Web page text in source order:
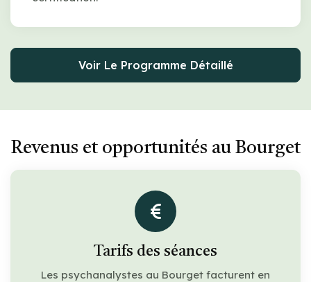
Voir Le Programme Détaillé
Revenus et opportunités au Bourget
Tarifs des séances
Les psychanalystes au Bourget facturent en